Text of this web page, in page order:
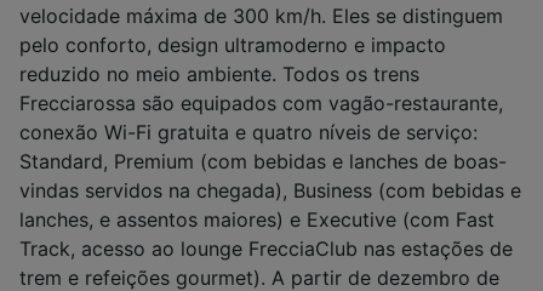
velocidade máxima de 300 km/h. Eles se distinguem
pelo conforto, design ultramoderno e impacto
reduzido no meio ambiente. Todos os trens
Frecciarossa são equipados com vagão-restaurante,
conexão Wi-Fi gratuita e quatro níveis de serviço:
Standard, Premium (com bebidas e lanches de boas-
vindas servidos na chegada), Business (com bebidas e
lanches, e assentos maiores) e Executive (com Fast
Track, acesso ao lounge FrecciaClub nas estações de
trem e refeições gourmet). A partir de dezembro de